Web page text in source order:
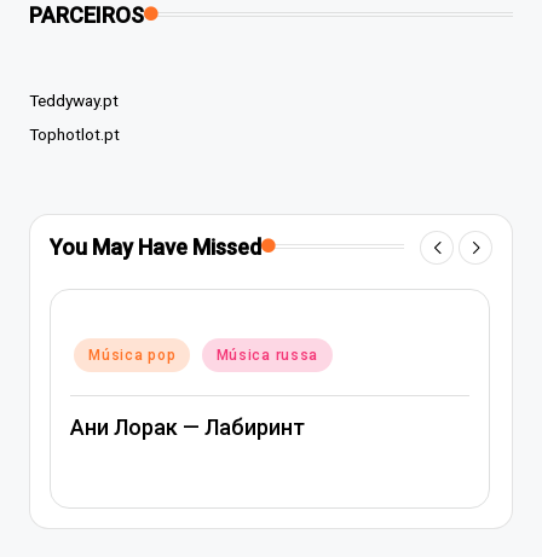
PARCEIROS
Teddyway.pt
Tophotlot.pt
You May Have Missed
in
Música pop
Música russa
Артем Качер Ани Лорак –